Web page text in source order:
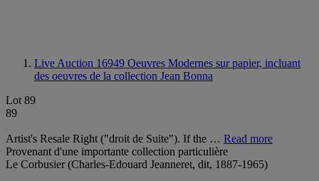
Live Auction 16949 Oeuvres Modernes sur papier, incluant
des oeuvres de la collection Jean Bonna
Lot 89
89
Artist's Resale Right ("droit de Suite"). If the … Read more
Provenant d'une importante collection particulière
Le Corbusier (Charles-Edouard Jeanneret, dit, 1887-1965)